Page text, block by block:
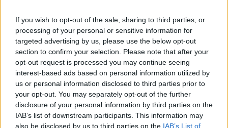
If you wish to opt-out of the sale, sharing to third parties, or
processing of your personal or sensitive information for
targeted advertising by us, please use the below opt-out
section to confirm your selection. Please note that after your
opt-out request is processed you may continue seeing
interest-based ads based on personal information utilized by
us or personal information disclosed to third parties prior to
your opt-out. You may separately opt-out of the further
disclosure of your personal information by third parties on the
IAB’s list of downstream participants. This information may
also be disclosed by us to third parties on the IAB’s List of
Aggius conquista la classifica delle mete più
amate dell’estate 2026